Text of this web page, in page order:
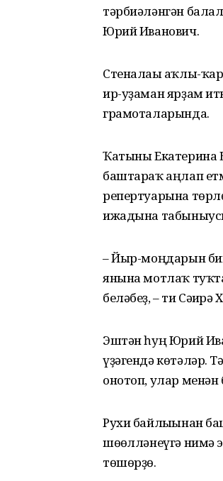
тәрбиәләнгән
Юрий Иванович.
Стеналағы аҡлы-
ир-уҙаман ярҙам
грамоталарында.
Ҡатыны Екатерина
баштараҡ аңлап
репертуарына
ижадына
– Йыр-моңдарын
янына мотлаҡ
беләбеҙ, – ти Сәғирә
Эштән һуң Юрий
үҙәгендә көтәләр.
онотоп, улар менән
Рухи байлығынан
шөғөлләнеүгә нимә
төшөрҙө.